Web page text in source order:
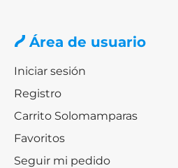
Área de usuario
Iniciar sesión
Registro
Carrito Solomamparas
Favoritos
Seguir mi pedido